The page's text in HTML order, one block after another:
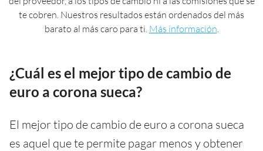
te cobren. Nuestros resultados están ordenados del más
barato al más caro para ti. Más información
¿Cuál es el mejor tipo de cambio de
euro a corona sueca?
El mejor tipo de cambio de euro a corona sueca
es aquel que te permite pagar menos y obtener